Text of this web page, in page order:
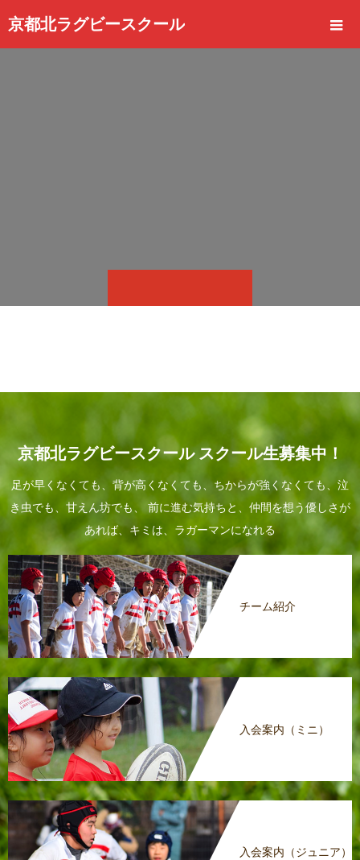
京都北ラグビースクール
京都北ラグビースクール スクール生募集中！
足が早くなくても、背が高くなくても、ちからが強くなくても、泣
き虫でも、甘えん坊でも、 前に進む気持ちと、仲間を想う優しさが
あれば、キミは、ラガーマンになれる
チーム紹介
入会案内（ミニ）
入会案内（ジュニア）